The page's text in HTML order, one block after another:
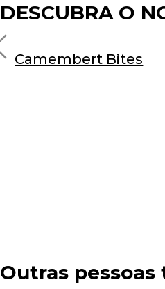
DESCUBRA O
Camembert Bites
Outras